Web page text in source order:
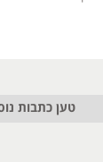
טען כתבות